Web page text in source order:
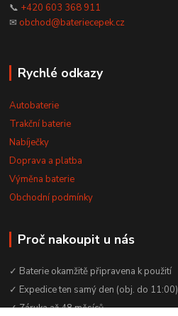
📞 +420 603 368 911
✉ obchod@bateriecepek.cz
Rychlé odkazy
Autobaterie
Trakční baterie
Nabíječky
Doprava a platba
Výměna baterie
Obchodní podmínky
Proč nakoupit u nás
✓ Baterie okamžitě připravena k použití
✓ Expedice ten samý den (obj. do 11:00)
✓ Záruka až 48 měsíců